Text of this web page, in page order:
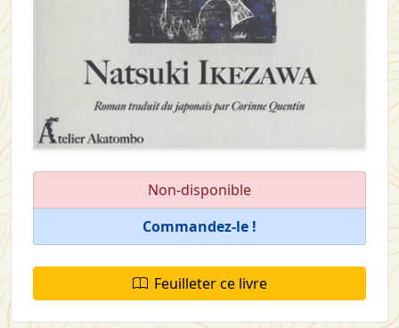
Non-disponible
Commandez-le !
Feuilleter ce livre